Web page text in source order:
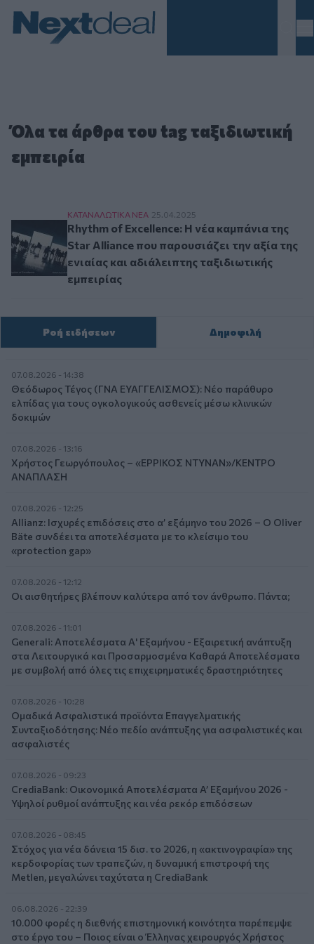
Όλα τα άρθρα του tag ταξιδιωτική
εμπειρία
Rhythm of Excellence: Η νέα καμπάνια της Star
ΚΑΤΑΝΑΛΩΤΙΚA ΝΕΑ 25.04.2025
Rhythm of Excellence: Η νέα καμπάνια της
Star Alliance που παρουσιάζει την αξία της
ενιαίας και αδιάλειπτης ταξιδιωτικής
εμπειρίας
Ροή ειδήσεων Δημοφιλή
07.08.2026 - 14:38
Θεόδωρος Τέγος (ΓΝΑ ΕΥΑΓΓΕΛΙΣΜΟΣ): Νέο παράθυρο
ελπίδας για τους ογκολογικούς ασθενείς μέσω κλινικών
δοκιμών
07.08.2026 - 13:16
Χρήστος Γεωργόπουλος – «ΕΡΡΙΚΟΣ ΝΤΥΝΑΝ»/ΚΕΝΤΡΟ
ΑΝΑΠΛΑΣΗ
07.08.2026 - 12:25
Allianz: Ισχυρές επιδόσεις στο α’ εξάμηνο του 2026 – Ο Oliver
Bäte συνδέει τα αποτελέσματα με το κλείσιμο του
«protection gap»
07.08.2026 - 12:12
Οι αισθητήρες βλέπουν καλύτερα από τον άνθρωπο. Πάντα;
07.08.2026 - 11:01
Generali: Αποτελέσματα Α' Εξαμήνου - Εξαιρετική ανάπτυξη
στα Λειτουργικά και Προσαρμοσμένα Καθαρά Αποτελέσματα
με συμβολή από όλες τις επιχειρηματικές δραστηριότητες
07.08.2026 - 10:28
Ομαδικά Ασφαλιστικά προϊόντα Επαγγελματικής
Συνταξιοδότησης: Νέο πεδίο ανάπτυξης για ασφαλιστικές και
ασφαλιστές
07.08.2026 - 09:23
CrediaBank: Οικονομικά Αποτελέσματα A’ Εξαμήνου 2026 -
Υψηλοί ρυθμοί ανάπτυξης και νέα ρεκόρ επιδόσεων
07.08.2026 - 08:45
Στόχος για νέα δάνεια 15 δισ. το 2026, η «ακτινογραφία» της
κερδοφορίας των τραπεζών, η δυναμική επιστροφή της
Metlen, μεγαλώνει ταχύτατα η CrediaBank
06.08.2026 - 22:39
10.000 φορές η διεθνής επιστημονική κοινότητα παρέπεμψε
στο έργο του – Ποιος είναι ο Έλληνας χειρουργός Χρήστος